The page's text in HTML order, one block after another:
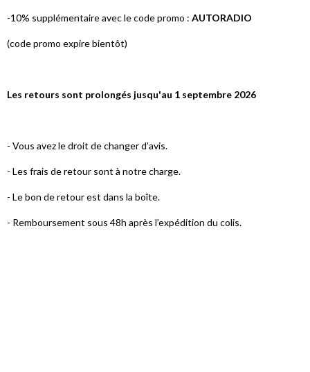
-10% supplémentaire avec le code promo : AUTORADIO
(code promo expire bientôt)
Les retours sont prolongés jusqu'au 1 septembre 2026
- Vous avez le droit de changer d’avis.
- Les frais de retour sont à notre charge.
- Le bon de retour est dans la boîte.
- Remboursement sous 48h après l’expédition du colis.